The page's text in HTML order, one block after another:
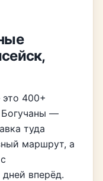
400+
Богучаны —
туда
маршрут, а
вперёд.